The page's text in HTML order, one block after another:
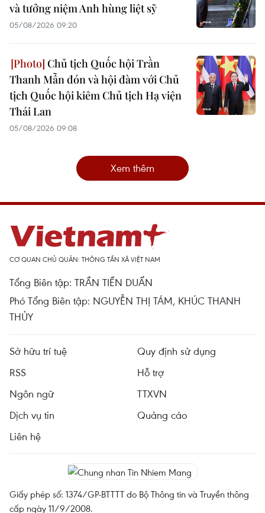
và tưởng niệm Anh hùng liệt sỹ
05/08/2026 09:20
Chủ tịch Quốc hội Trần
Thanh Mẫn đón và hội đàm với Chủ
tịch Quốc hội kiêm Chủ tịch Hạ viện
Thái Lan
05/08/2026 09:08
Xem thêm
CƠ QUAN CHỦ QUẢN: THÔNG TẤN XÃ VIỆT NAM
Tổng Biên tập: TRẦN TIẾN DUẨN
Phó Tổng Biên tập: NGUYỄN THỊ TÁM, KHÚC THANH
THỦY
Sở hữu trí tuệ
Quy định sử dụng
RSS
Hỗ trợ
Ngôn ngữ
TTXVN
Dịch vụ tin
Quảng cáo
Liên hệ
Giấy phép số: 1374/GP-BTTTT do Bộ Thông tin và Truyền thông
cấp ngày 11/9/2008.